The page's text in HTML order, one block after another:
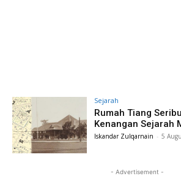
Sejarah
Rumah Tiang
Kenangan Sejarah
Iskandar Zulqarnain - 5
- Advertisement -